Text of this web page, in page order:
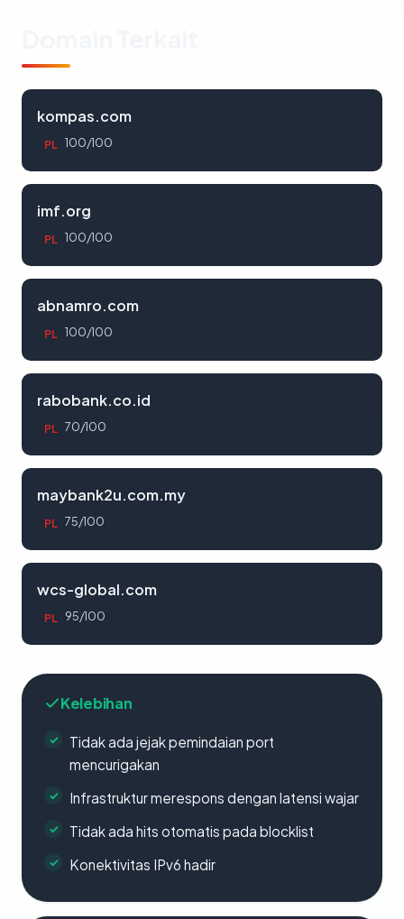
kompas.com
PL 100/100
imf.org
PL 100/100
abnamro.com
PL 100/100
rabobank.co.id
PL 70/100
maybank2u.com.my
PL 75/100
wcs-global.com
PL 95/100
Kelebihan
Tidak ada jejak pemindaian port
mencurigakan
Infrastruktur merespons dengan latensi wajar
Tidak ada hits otomatis pada blocklist
Konektivitas IPv6 hadir